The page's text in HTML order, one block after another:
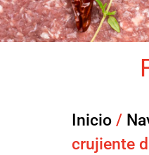
Inicio /
crujiente